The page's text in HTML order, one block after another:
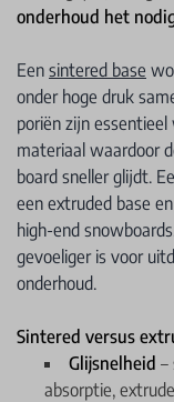
onderhoud het
Een sintered base
onder hoge druk
poriën zijn
materiaal waardoor
board sneller glijdt.
een extruded base
high-end
gevoeliger is voor
onderhoud.
Sintered versus
Glijsnelheid –
absorptie,